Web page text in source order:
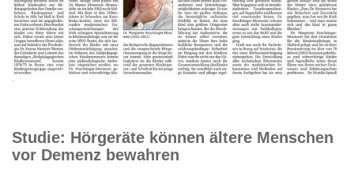
Studie: Hörgeräte können ältere Menschen
vor Demenz bewahren